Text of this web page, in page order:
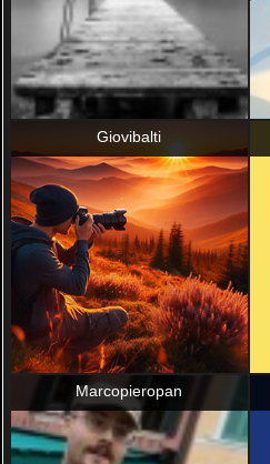
Giovibalti
Marcopieropan